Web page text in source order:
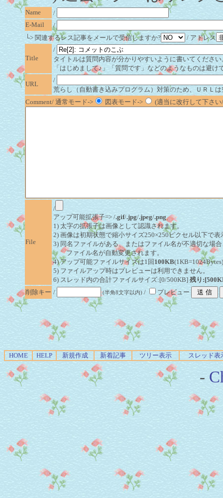
Name
/
E-Mail
/
└> 関連するレス記事をメールで受信しますか?
/ アドレス
Title
/
タイトルは質問内容が分かりやすいように書いてください
「はじめまして♪」「質問です」などのようなものは避け
URL
/
荒らし（自動書き込みプログラム）対策のため、ＵＲＬ
Comment/ 通常モード->
図表モード-> (適当に改行して下さ
File
/
アップ可能拡張子=> /.gif/.jpg/.jpeg/.png
1) 太字の拡張子は画像として認識されます。
2) 画像は初期状態で縮小サイズ250×250ピクセル以下で表
3) 同名ファイルがある、またはファイル名が不適切な場
ファイル名が自動変更されます。
4) アップ可能ファイルサイズは1回 100KB
5) ファイルアップ時はプレビューは利用できません。
6) スレッド内の合計ファイルサイズ:[0/500KB] 残り
削除キー / (半角8文字以内) / プレビュー
HOME HELP 新規作成 新着記事 ツリー表示 スレッド表
-